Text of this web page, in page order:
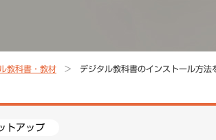
ニュース一覧
一般向け
教科書・教材 デジタル教科書のインストール方法
トアップ